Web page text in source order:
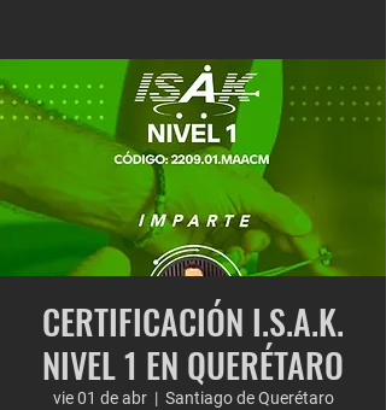
CERTIFICACIÓN I.S.A.K.
NIVEL 1 EN QUERÉTARO
vie 01 de abr
  |
Santiago de Querétaro